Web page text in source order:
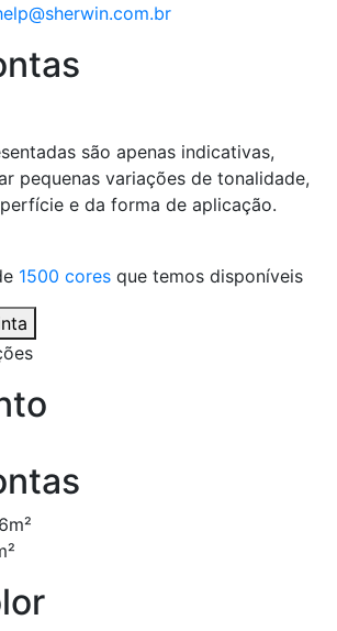
são apenas indicativas,
pequenas variações de tonalidade,
e da forma de aplicação.
1500 cores que temos disponíveis